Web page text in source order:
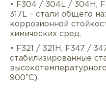
• F304 / 304L / 304H,
317L – стали общего
коррозионной
химических сред.
• F321 / 321H, F347 /
стабилизированные
900°C).